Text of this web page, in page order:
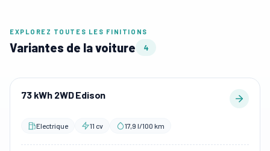
EXPLOREZ TOUTES LES FINITIONS
Variantes de la voiture 4
73 kWh 2WD Edison
Electrique 11 cv 17,9 l/100 km